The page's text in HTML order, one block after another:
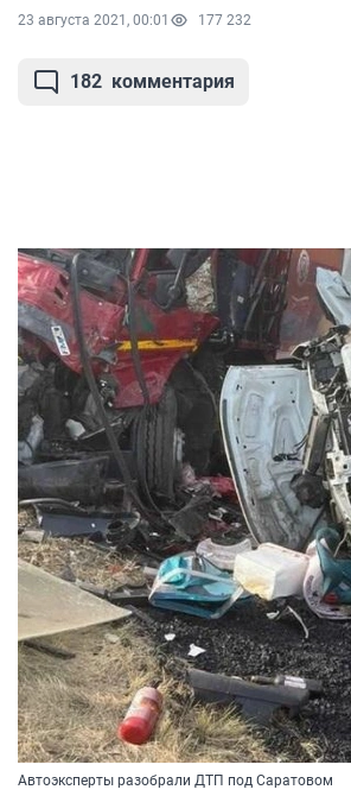
23 августа 2021, 00:01 177 232
182 комментария
Автоэксперты разобрали ДТП под Саратовом